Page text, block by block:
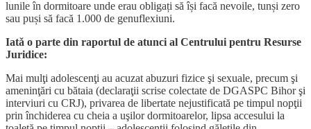
lunile în dormitoare unde erau obligați să își facă nevoile, tunși zero
sau puși să facă 1.000 de genuflexiuni.
Iatǎ o parte din raportul de atunci al Centrului pentru Resurse
Juridice:
Mai mulţi adolescenţi au acuzat abuzuri fizice şi sexuale, precum şi
ameninţări cu bătaia (declaraţii scrise colectate de DGASPC Bihor şi
interviuri cu CRJ), privarea de libertate nejustificată pe timpul nopţii
prin închiderea cu cheia a uşilor dormitoarelor, lipsa accesului la